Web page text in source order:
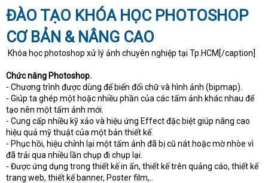
ĐÀO TẠO KHÓA HỌC PHOTOSHOP
CƠ BẢN & NÂNG CAO
Khóa học photoshop xử lý ảnh chuyên nghiệp tại Tp.HCM[/caption]
Chức năng Photoshop.
- Chương trình được dùng để biến đổi chữ và hình ảnh (bipmap).
- Giúp ta ghép một hoặc nhiều phần của các tấm ảnh khác nhau để
tạo nên một tấm ảnh mới.
- Cung cấp nhiều kỹ xảo và hiệu ứng Effect đặc biệt giúp nâng cao
hiệu quả mỹ thuật của một bản thiết kế.
- Phục hồi, hiệu chỉnh lại một tấm ảnh đã bị cũ nát hoặc mờ nhòe vì
đã trải qua nhiều lần chụp đi chụp lại.
- Được ứng dụng trong thiết kế in ấn, thiết kế trên quảng cáo, thiết kế
trang web, thiết kế banner, Poster film,..